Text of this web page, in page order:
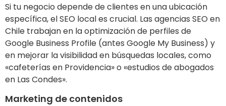
Si tu negocio depende de clientes en una ubicación
específica, el SEO local es crucial. Las agencias SEO en
Chile trabajan en la optimización de perfiles de
Google Business Profile (antes Google My Business) y
en mejorar la visibilidad en búsquedas locales, como
«cafeterías en Providencia» o «estudios de abogados
en Las Condes».
Marketing de contenidos